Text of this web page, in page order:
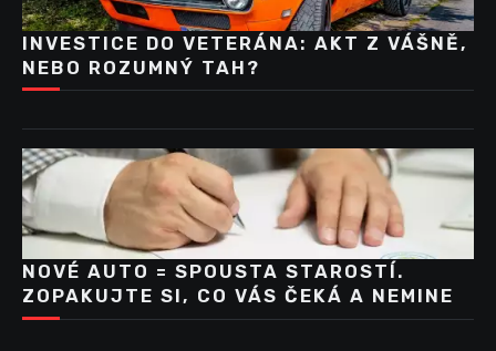
INVESTICE DO VETERÁNA: AKT Z VÁŠNĚ,
NEBO ROZUMNÝ TAH?
NOVÉ AUTO = SPOUSTA STAROSTÍ.
ZOPAKUJTE SI, CO VÁS ČEKÁ A NEMINE